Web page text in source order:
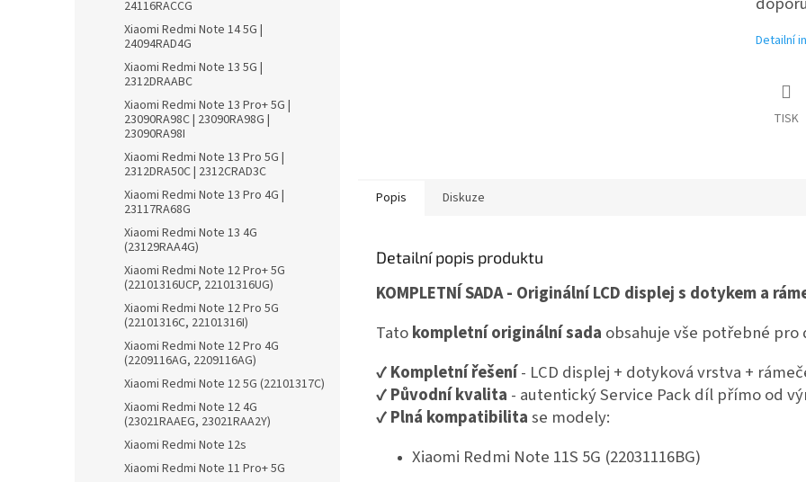
24116RACCG
Xiaomi Redmi Note 14 5G |
24094RAD4G
Xiaomi Redmi Note 13 5G |
2312DRAABC
Xiaomi Redmi Note 13 Pro+ 5G |
23090RA98C | 23090RA98G |
23090RA98I
Xiaomi Redmi Note 13 Pro 5G |
2312DRA50C | 2312CRAD3C
Xiaomi Redmi Note 13 Pro 4G |
23117RA68G
Xiaomi Redmi Note 13 4G
(23129RAA4G)
Xiaomi Redmi Note 12 Pro+ 5G
(22101316UCP, 22101316UG)
Xiaomi Redmi Note 12 Pro 5G
(22101316C, 22101316I)
Xiaomi Redmi Note 12 Pro 4G
(2209116AG, 2209116AG)
Xiaomi Redmi Note 12 5G (22101317C)
Xiaomi Redmi Note 12 4G
(23021RAAEG, 23021RAA2Y)
Xiaomi Redmi Note 12s
Xiaomi Redmi Note 11 Pro+ 5G
Detailní
TISK
Popis Diskuze
Detailní popis produktu
KOMPLETNÍ SADA - Originální LCD displej s dotykem a
Tatokompletní originální sada obsahuje vše potřebné pro
✔Kompletní řešení- LCD displej + dotyková vrstva +
✔Původní kvalita - autentický Service Pack díl přímo od
✔Plná kompatibilitase modely:
Xiaomi Redmi Note 11S 5G (22031116BG)